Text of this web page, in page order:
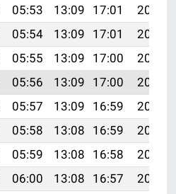
05:53 13:09 17:01
20:15
05:54 13:09 17:01
20:14
05:55 13:09 17:00
20:13
05:56 13:09 17:00
20:11
05:57 13:09 16:59
20:10
05:58 13:08 16:59
20:09
05:59 13:08 16:58
20:07
06:00 13:08 16:57
20:06